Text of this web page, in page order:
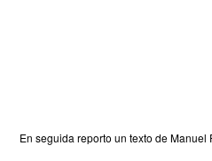
En seguida reporto un texto de